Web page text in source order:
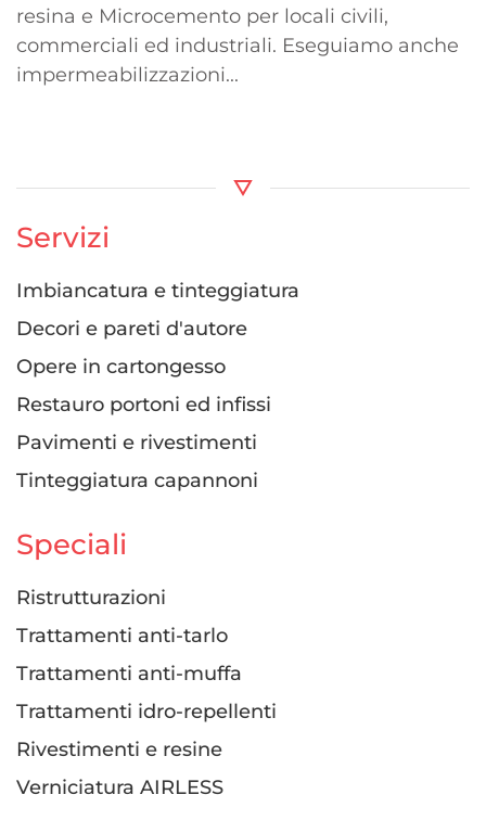
resina e Microcemento per locali civili,
commerciali ed industriali. Eseguiamo anche
impermeabilizzazioni...
Servizi
Imbiancatura e tinteggiatura
Decori e pareti d'autore
Opere in cartongesso
Restauro portoni ed infissi
Pavimenti e rivestimenti
Tinteggiatura capannoni
Speciali
Ristrutturazioni
Trattamenti anti-tarlo
Trattamenti anti-muffa
Trattamenti idro-repellenti
Rivestimenti e resine
Verniciatura AIRLESS